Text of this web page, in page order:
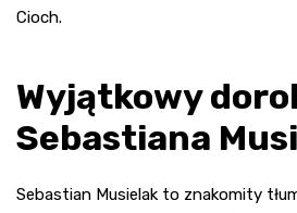
Cioch.
Wyjątkowy
Sebastiana
Sebastian Musielak to znakomity